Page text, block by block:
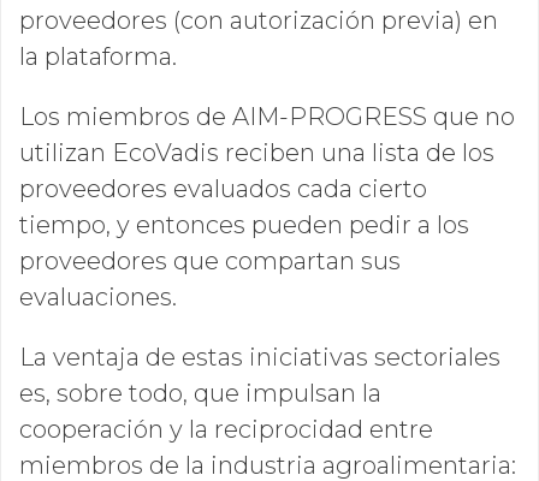
proveedores (con autorización previa) en
la plataforma.
Los miembros de AIM-PROGRESS que no
utilizan EcoVadis reciben una lista de los
proveedores evaluados cada cierto
tiempo, y entonces pueden pedir a los
proveedores que compartan sus
evaluaciones.
La ventaja de estas iniciativas sectoriales
es, sobre todo, que impulsan la
cooperación y la reciprocidad entre
miembros de la industria agroalimentaria: